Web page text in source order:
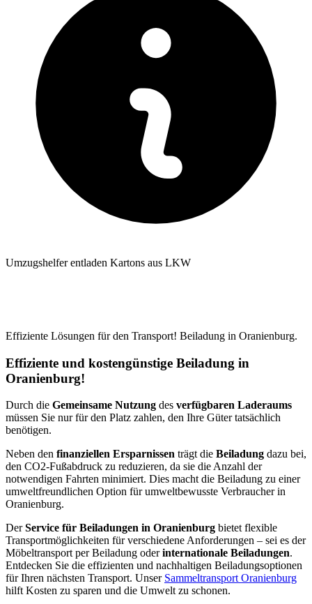
Umzugshelfer entladen Kartons aus LKW
Effiziente Lösungen für den Transport! Beiladung in Oranienburg.
Effiziente und kostengünstige Beiladung in
Oranienburg!
Durch die Gemeinsame Nutzung des verfügbaren Laderaums
müssen Sie nur für den Platz zahlen, den Ihre Güter tatsächlich
benötigen.
Neben den finanziellen Ersparnissen trägt die Beiladung dazu bei,
den CO2-Fußabdruck zu reduzieren, da sie die Anzahl der
notwendigen Fahrten minimiert. Dies macht die Beiladung zu einer
umweltfreundlichen Option für umweltbewusste Verbraucher in
Oranienburg.
DerService für Beiladungen in Oranienburg bietet flexible
Transportmöglichkeiten für verschiedene Anforderungen – sei es der
Möbeltransport per Beiladung oderinternationale Beiladungen.
Entdecken Sie die effizienten und nachhaltigen Beiladungsoptionen
für Ihren nächsten Transport. Unser Sammeltransport Oranienburg
hilft Kosten zu sparen und die Umwelt zu schonen.